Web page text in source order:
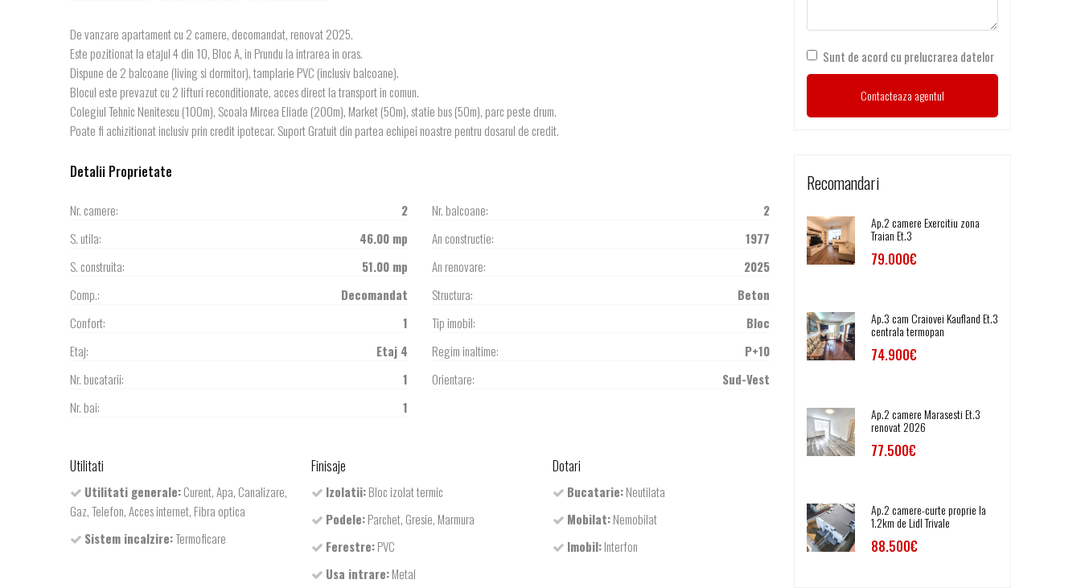
De vanzare apartament cu 2 camere, decomandat, renovat 2025.
Este pozitionat la etajul 4 din 10, Bloc A, in Prundu la intrarea in oras.
Dispune de 2 balcoane (living si dormitor), tamplarie PVC (inclusiv balcoane).
Blocul este prevazut cu 2 lifturi reconditionate, acces direct la transport in comun.
Colegiul Tehnic Nenitescu (100m), Scoala Mircea Eliade (200m), Market (50m), statie bus (50m), parc peste drum.
Poate fi achizitionat inclusiv prin credit ipotecar. Suport Gratuit din partea echipei noastre pentru dosarul de credit.
Detalii Proprietate
Nr. camere:
2
S. utila:
46.00 mp
S. construita:
51.00 mp
Comp.:
Decomandat
Confort:
1
Etaj:
Etaj 4
Nr. bucatarii:
1
Nr. bai:
1
Nr. balcoane:
2
An constructie:
1977
An renovare:
2025
Structura:
Beton
Tip imobil:
Bloc
Regim inaltime:
P+10
Orientare:
Sud-Vest
Utilitati
Utilitati generale:Curent, Apa, Canalizare,
Gaz, Telefon, Acces internet, Fibra optica
Sistem incalzire:Termoficare
Finisaje
Izolatii:Bloc izolat termic
Podele:Parchet, Gresie, Marmura
Ferestre:PVC
Usa intrare:Metal
Dotari
Bucatarie:Neutilata
Mobilat:Nemobilat
Imobil:Interfon
Sunt de acord cu prelucrarea datelor
Recomandari
Ap.2 camere Exercitiu zona
Traian Et.3
79.000€
Ap.3 cam Craiovei Kaufland Et.3
centrala termopan
74.900€
Ap.2 camere Marasesti Et.3
renovat 2026
77.500€
Ap.2 camere-curte proprie la
1.2km de Lidl Trivale
88.500€